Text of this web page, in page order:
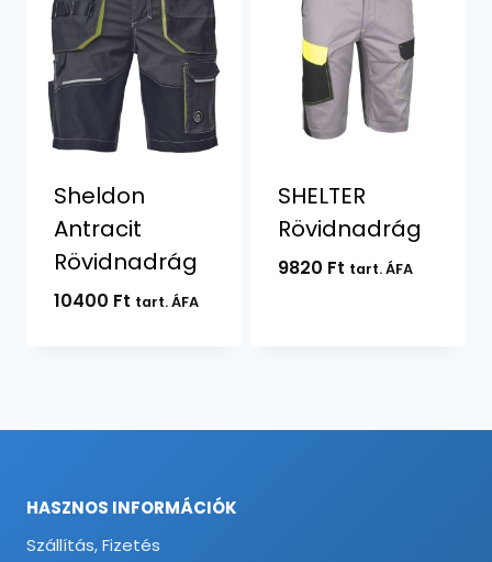
Sheldon
Antracit
Rövidnadrág
10400 Ft tart. ÁFA
SHELTER
Rövidnadrág
9820 Ft tart. ÁFA
HASZNOS INFORMÁCIÓK
Szállítás, Fizetés